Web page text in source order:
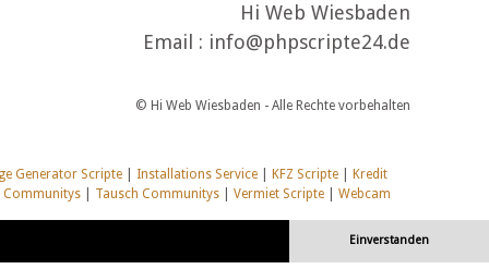
Einverstanden
Hi Web Wiesbaden
Email : info@phpscripte24.de
© Hi Web Wiesbaden - Alle Rechte vorbehalten
Generator Scripte Installations Service KFZ Scripte
Kredit
Communitys Tausch Communitys Vermiet Scripte
Webcam